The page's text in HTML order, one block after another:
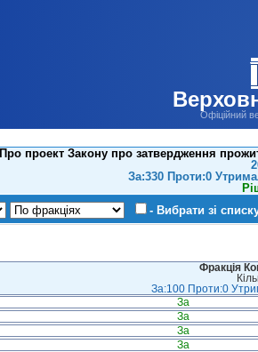
Офіційний
Про проект Закону про затвердження
За:330 Проти:0
- Вибрати зі
Фракція
За:100 Проти:0
За
За
За
За